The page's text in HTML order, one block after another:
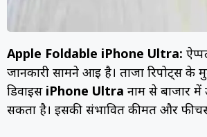
Apple Foldable iPhone Ultra:
जानकारी सामने आई है। ताजा रिपोर्ट्स
डिवाइस iPhone Ultra नाम से बाजार
सकता है। इसकी संभावित कीमत और